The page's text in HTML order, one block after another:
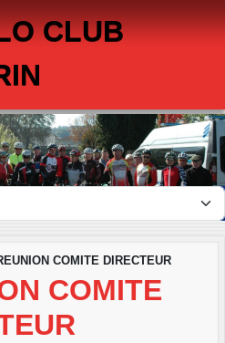
CLUB
COMITE DIRECTEUR
COMITE